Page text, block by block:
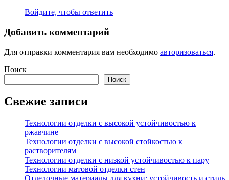
Войдите, чтобы ответить
Добавить комментарий
Для отправки комментария вам необходимо авторизоваться.
Поиск
Поиск
Свежие записи
Технологии отделки с высокой устойчивостью к
ржавчине
Технологии отделки с высокой стойкостью к
растворителям
Технологии отделки с низкой устойчивостью к пару
Технологии матовой отделки стен